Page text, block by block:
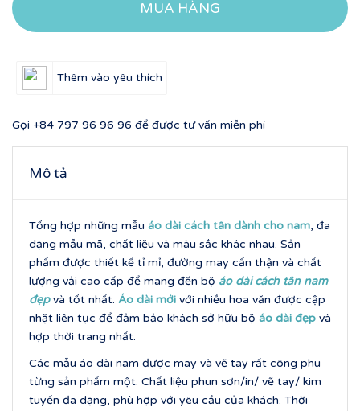
MUA HÀNG
Thêm vào yêu thích
Gọi +84 797 96 96 96 để được tư vấn miễn phí
Mô tả
Tổng hợp những mẫu áo dài cách tân dành cho nam, đa
dạng mẫu mã, chất liệu và màu sắc khác nhau. Sản
phẩm được thiết kế tỉ mỉ, đường may cẩn thận và chất
lượng vải cao cấp để mang đến bộ áo dài cách tân nam
đẹpvà tốt nhất. Áo dài mới với nhiều hoa văn được cập
nhật liên tục để đảm bảo khách sở hữu bộ áo dài đẹp và
hợp thời trang nhất.
Các mẫu áo dài nam được may và vẽ tay rất công phu
từng sản phẩm một. Chất liệu phun sơn/in/ vẽ tay/ kim
tuyến đa dạng, phù hợp với yêu cầu của khách. Thời